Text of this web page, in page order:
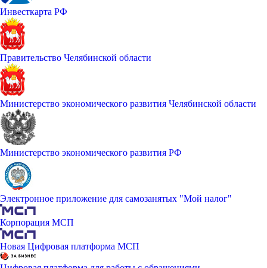
Инвесткарта РФ
Правительство Челябинской области
Министерство экономического развития Челябинской области
Министерство экономического развития РФ
Электронное приложение для самозанятых "Мой налог"
Корпорация МСП
Новая Цифровая платформа МСП